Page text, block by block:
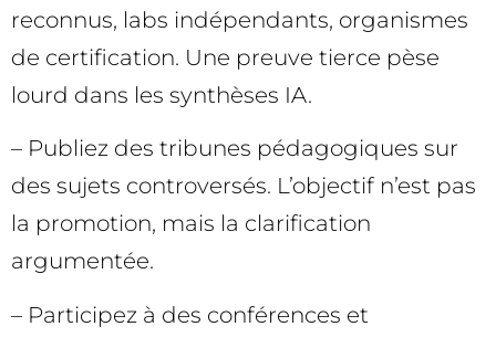
reconnus, labs indépendants, organismes
de certification. Une preuve tierce pèse
lourd dans les synthèses IA.
– Publiez des tribunes pédagogiques sur
des sujets controversés. L’objectif n’est pas
la promotion, mais la clarification
argumentée.
– Participez à des conférences et